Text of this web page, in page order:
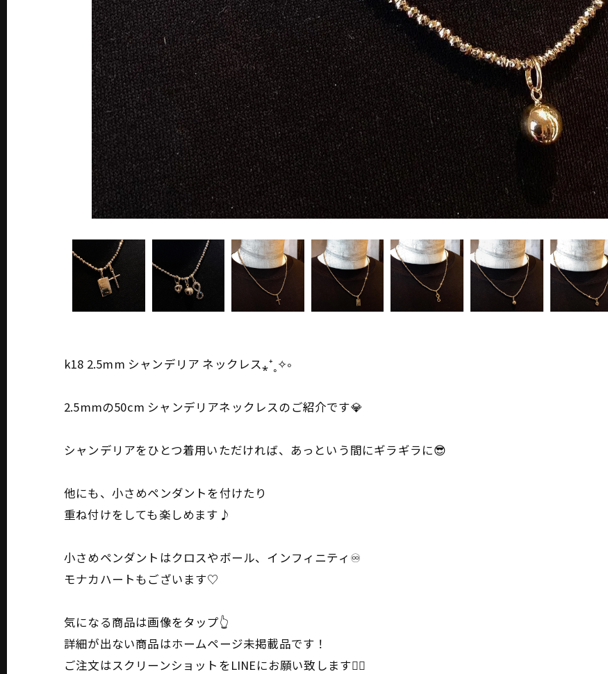
k18 2.5mm シャンデリア ネックレス⁎⁺˳✧༚
2.5mmの50cm シャンデリアネックレスのご紹介です💎
シャンデリアをひとつ着用いただければ、あっという間にギラギラに😎
他にも、小さめペンダントを付けたり
重ね付けをしても楽しめます♪
小さめペンダントはクロスやボール、インフィニティ♾️
モナカハートもございます♡
気になる商品は画像をタップ👆
詳細が出ない商品はホームページ未掲載品です！
ご注文はスクリーンショットをLINEにお願い致します🙇‍♀️